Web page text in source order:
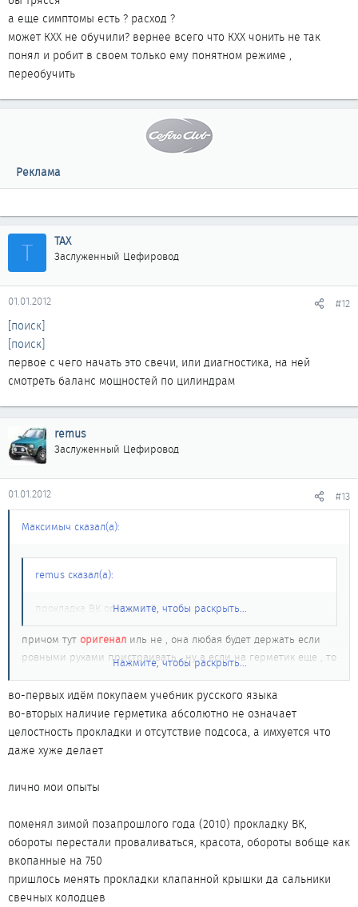
а еще симптомы есть ? расход ?
может КХХ не обучили? вернее всего что КХХ чонить не так
понял и робит в своем только ему понятном режиме ,
переобучить
Реклама
Т ТАХ
Заслуженный Цефировод
01.01.2012 #12
[поиск]
[поиск]
первое с чего начать это свечи, или диагностика, на ней
смотреть баланс мощностей по цилиндрам
remus
Заслуженный Цефировод
01.01.2012 #13
Максимыч сказал(а):
remus сказал(а):
прокладка ВК оригинал?Нажмите, чтобы раскрыть...
причом тут оригенал иль не , она любая будет держать если
ровными руками пристраивать , ну а если на герметик еще , то
Нажмите, чтобы раскрыть...
во-первых идём покупаем учебник русского языка
во-вторых наличие герметика абсолютно не означает
целостность прокладки и отсутствие подсоса, а имхуется что
даже хуже делает
лично мои опыты
поменял зимой позапрошлого года (2010) прокладку ВК,
обороты перестали проваливаться, красота, обороты вобще как
вкопанные на 750
пришлось менять прокладки клапанной крышки да сальники
свечных колодцев